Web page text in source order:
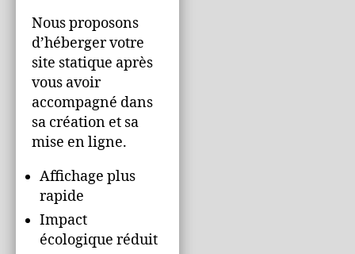
Nous proposons
d’héberger votre
site statique après
vous avoir
accompagné dans
sa création et sa
mise en ligne.
Affichage plus
rapide
Impact
écologique réduit